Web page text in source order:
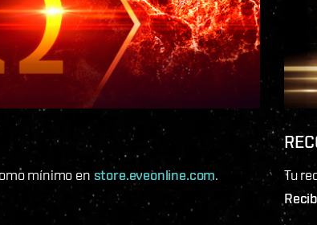
mínimo en store.eveonline.com.
Tu